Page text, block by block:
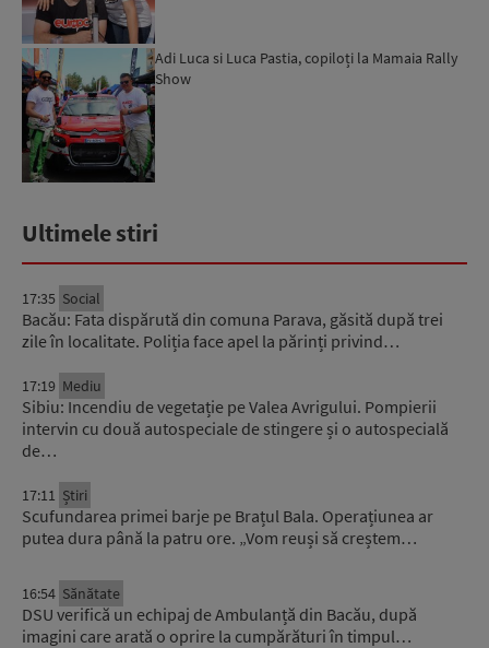
Adi Luca si Luca Pastia, copiloți la Mamaia Rally
Show
Ultimele stiri
17:35 Social
Bacău: Fata dispărută din comuna Parava, găsită după trei
zile în localitate. Poliția face apel la părinți privind…
17:19 Mediu
Sibiu: Incendiu de vegetație pe Valea Avrigului. Pompierii
intervin cu două autospeciale de stingere și o autospecială
de…
17:11 Știri
Scufundarea primei barje pe Brațul Bala. Operațiunea ar
putea dura până la patru ore. „Vom reuși să creștem…
16:54 Sănătate
DSU verifică un echipaj de Ambulanță din Bacău, după
imagini care arată o oprire la cumpărături în timpul…